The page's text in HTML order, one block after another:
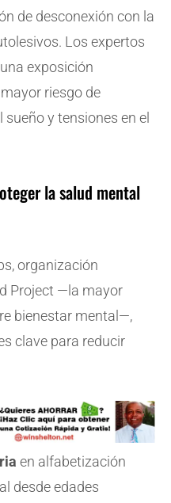
de desconexión con la
Los expertos
exposición
riesgo de
y tensiones en el
la salud mental
organización
Project —la mayor
bienestar mental—,
clave para reducir
en alfabetización
desde edades